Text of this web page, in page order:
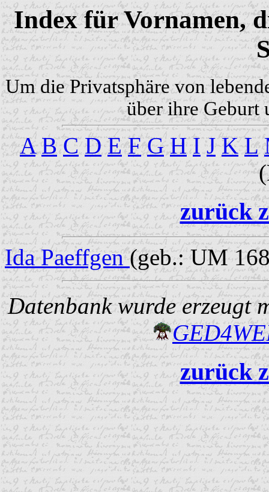
Index für Vornamen,
Um die Privatsphäre von
über ihre Geburt
A B C D E F G H I J K L
zurück
Ida Paeffgen(geb.: UM
Datenbank wurde erzeugt
zurück